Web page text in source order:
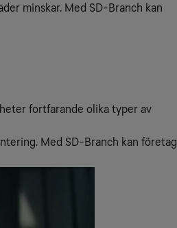
minskar. Med SD-Branch kan
fortfarande olika typer av
Med SD-Branch kan företag